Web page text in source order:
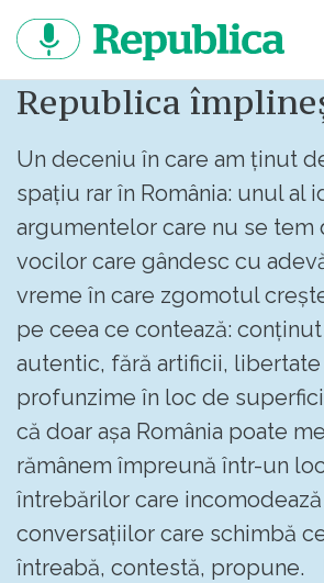
continut
Republica
Un deceniu în care am ținut
spațiu rar în România: unul al
argumentelor care nu se tem
vocilor care gândesc cu
vreme în care zgomotul
pe ceea ce contează:
autentic, fără artificii,
profunzime în loc de
că doar așa România poate
rămânem împreună într-un
întrebărilor care incomodează
conversațiilor care schimbă
întreabă, contestă, propune.